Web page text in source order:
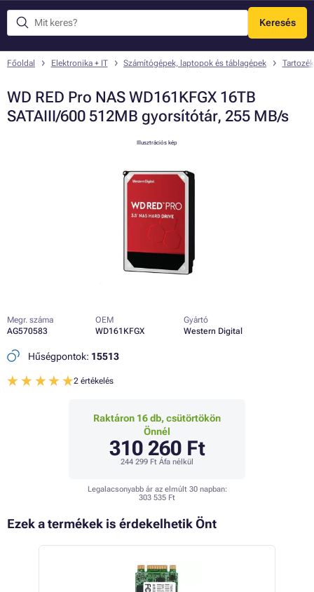
Keresés
Menü
Főoldal Elektronika + IT Számítógépek, laptopok és táblagépek
WD RED Pro NAS WD161KFGX 16TB
SATAIII/600 512MB gyorsítótár, 255 MB/s
Illusztrációs kép
Megr. száma
AG570583
OEM
WD161KFGX
Gyártó
Western Digital
Hűségpontok: 15513
2 értékelés
Raktáron 16 db, csütörtökön
Önnél
310 260 Ft
244 299 Ft Áfa nélkül
Legalacsonyabb ár az elmúlt 30 napban:
303 535 Ft
Ezek a termékek is érdekelhetik Önt